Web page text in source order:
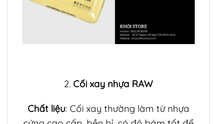
2. Cối xay nhựa RAW
Chất liệu: Cối xay thường làm từ nhựa